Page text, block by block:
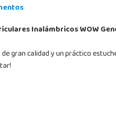
Inalámbricos WOW
gran calidad y un práctico